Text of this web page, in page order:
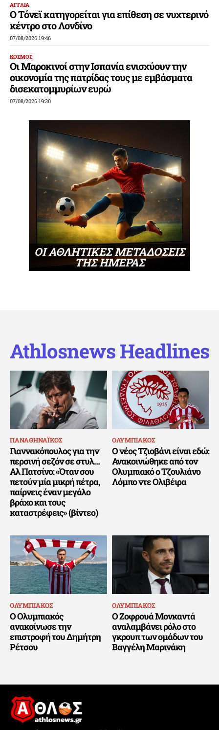
ΑΓΓΛΙΑ
Ο Τόνεϊ κατηγορείται για επίθεση σε νυχτερινό
κέντρο στο Λονδίνο
07/08/2026 19:46
ΚΟΣΜΟΣ
Οι Μαροκινοί στην Ισπανία ενισχύουν την
οικονομία της πατρίδας τους με εμβάσματα
δισεκατομμυρίων ευρώ
07/08/2026 19:30
ΟΙ ΑΘΛΗΤΙΚΕΣ ΜΕΤΑΔΟΣΕΙΣ
ΤΗΣ ΗΜΕΡΑΣ
Athlosnews Headlines
ΠΑΝΑΘΗΝΑΪΚΟΣ
Γιαννακόπουλος για την
περσινή σεζόν σε στυλ…
Αλ Πατσίνο: «Όταν σου
πετούν μία μικρή πέτρα,
παίρνεις έναν μεγάλο
βράχο και τους
καταστρέφεις» (βίντεο)
ΟΛΥΜΠΙΑΚΟΣ
Ο νέος Τζιοβάνι είναι εδώ:
Ανακοινώθηκε από τον
Ολυμπιακό ο Τζουλιάνο
Λόμπο ντε Ολιβέιρα
ΟΛΥΜΠΙΑΚΟΣ
Ο Ολυμπιακός
ανακοίνωσε την
επιστροφή του Δημήτρη
Ρέτσου
ΟΛΥΜΠΙΑΚΟΣ
Ο Ζοφρουά Μονκαντά
αναλαμβάνει ρόλο στο
γκρουπ των ομάδων του
Βαγγέλη Μαρινάκη